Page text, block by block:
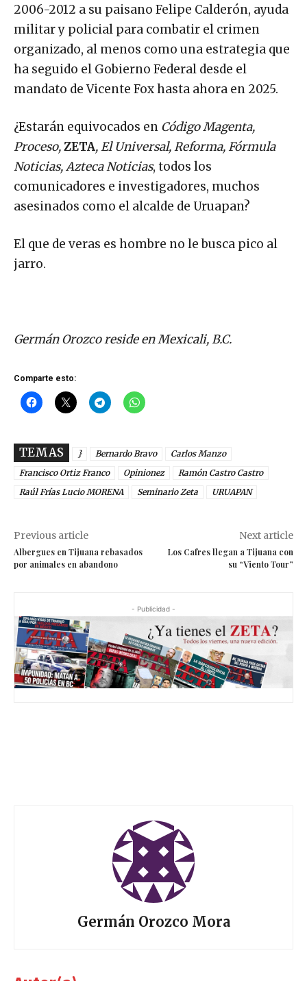
2006-2012 a su paisano Felipe Calderón, ayuda
militar y policial para combatir el crimen
organizado, al menos como una estrategia que
ha seguido el Gobierno Federal desde el
mandato de Vicente Fox hasta ahora en 2025.
¿Estarán equivocados en Código Magenta,
Proceso,ZETA, El Universal, Reforma, Fórmula
Noticias, Azteca Noticias, todos los
comunicadores e investigadores, muchos
asesinados como el alcalde de Uruapan?
El que de veras es hombre no le busca pico al
jarro.
Germán Orozco reside en Mexicali, B.C.
Comparte esto:
TEMAS } Bernardo Bravo
Carlos Manzo
Francisco Ortiz Franco
Opinionez
Ramón Castro Castro
Raúl Frías Lucio MORENA
Seminario Zeta URUAPAN
Previous article
Albergues en Tijuana rebasados
por animales en abandono
Next article
Los Cafres llegan a Tijuana con
su “Viento Tour”
- Publicidad -
Germán Orozco Mora